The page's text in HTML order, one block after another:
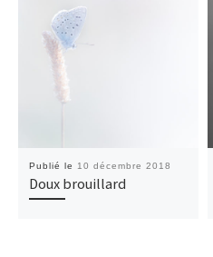
Publié le 10 décembre 2018
Doux brouillard